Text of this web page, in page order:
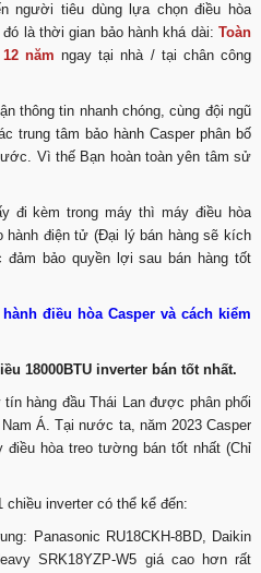
người tiêu dùng lựa chọn điều hòa
là thời gian bảo hành khá dài: Toàn
năm ngay tại nhà / tại chân công
thông tin nhanh chóng, cùng đội ngũ
trung tâm bảo hành Casper phân bố
Vì thế Bạn hoàn toàn yên tâm sử
đi kèm trong máy thì máy điều hòa
hành điện tử (Đại lý bán hàng sẽ kích
bảo quyền lợi sau bán hàng tốt
điều hòa Casper và cách kiểm
18000BTU inverter bán tốt nhất.
hàng đầu Thái Lan được phân phối
Á. Tại nước ta, năm 2023 Casper
hòa treo tường bán tốt nhất (Chỉ
chiều inverter có thể kể đến:
Panasonic RU18CKH-8BD, Daikin
SRK18YZP-W5 giá cao hơn rất